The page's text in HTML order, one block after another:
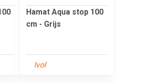
Hamat Aqua stop 100
cm - Grijs
Ivol